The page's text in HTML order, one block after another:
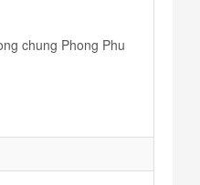
chung Phong Phu